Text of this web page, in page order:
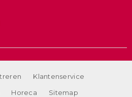
Klantenservice
Horeca
Sitemap